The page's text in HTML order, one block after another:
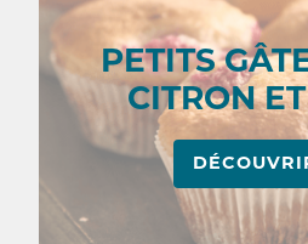
PETITS
CITRON